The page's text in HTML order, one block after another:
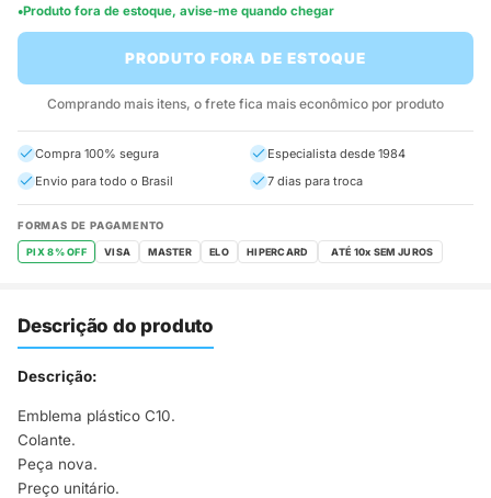
Produto fora de estoque, avise-me quando chegar
PRODUTO FORA DE ESTOQUE
Comprando mais itens, o frete fica mais econômico por produto
Compra 100% segura
Especialista desde 1984
Envio para todo o Brasil
7 dias para troca
FORMAS DE PAGAMENTO
PIX 8% OFF VISA MASTER ELO HIPERCARD
Descrição do produto
Descrição:
Emblema plástico C10.
Colante.
Peça nova.
Preço unitário.